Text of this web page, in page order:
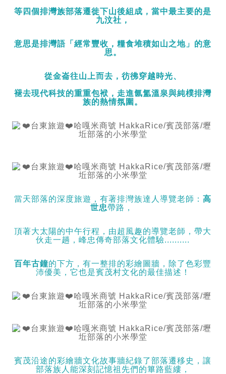
等四個排灣族部落遷徙下山後組成，當中最主要的是
九汶社，
意思是排灣語「經常豐收，糧食堆積如山之地」的意
思。
從金崙往山上而去，彷彿穿越時光、
褪去現代科技的重重包袱，走進氤氳溫泉與純樸排灣
族的熱情氛圍。
當天部落的深度旅遊，有著排灣族達人導覽老師：高
世忠帶路，
頂著大太陽的中午行程，由超風趣的導覽老師，帶大
伙走一趟，峰忠傳奇部落文化體驗..........
百年古鐘的下方，有一整排的彩繪圖牆，除了色彩豐
沛優美，它也是賓茂村文化的最佳描述！
賓茂沿途的彩繪牆文化故事牆紀錄了部落遷移史，讓
部落族人能深刻記憶祖先們的篳路藍縷，